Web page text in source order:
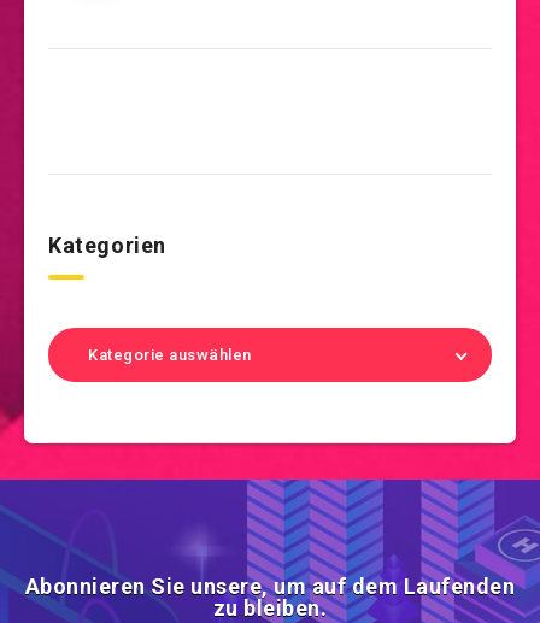
Kategorien
Kategorie auswählen
Abonnieren Sie unsere, um auf dem Laufenden
zu bleiben.